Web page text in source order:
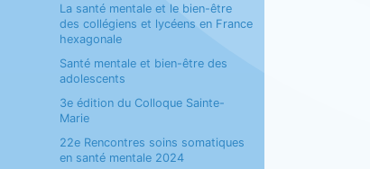
La santé mentale et le bien-être
des collégiens et lycéens en France
hexagonale
Santé mentale et bien-être des
adolescents
3e édition du Colloque Sainte-
Marie
22e Rencontres soins somatiques
en santé mentale 2024